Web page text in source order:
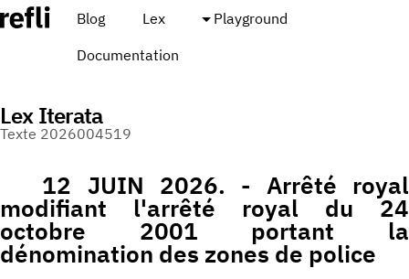
Blog Lex
Playground
Documentation
Lex Iterata
Texte 2026004519
12 JUIN 2026. - Arrêté royal
modifiant l'arrêté royal du 24
octobre 2001 portant la
dénomination des zones de police